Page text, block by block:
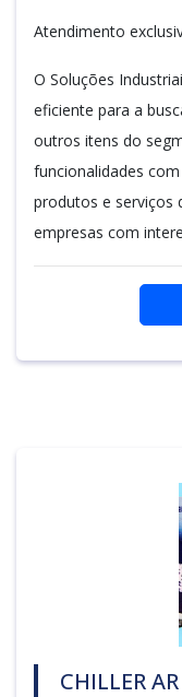
Atendimento
O Soluções
eficiente para a
outros itens do
funcionalidades
produtos e serviços
empresas com
CHILLER